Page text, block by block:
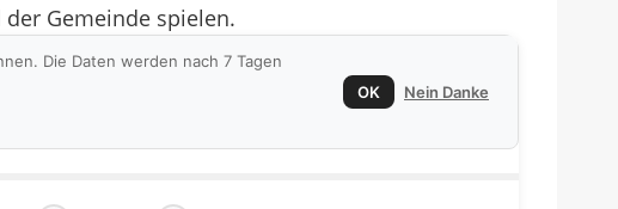
Gemeinde spielen.
Die Daten werden nach 7 Tagen
OK Nein Danke